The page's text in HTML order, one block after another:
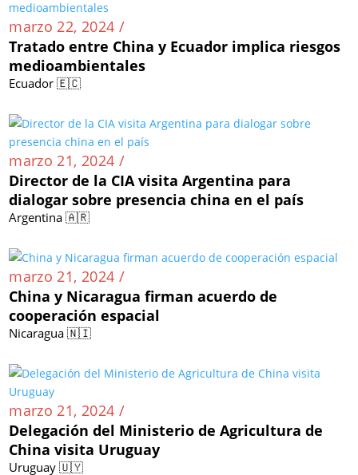
marzo 22, 2024 /
Tratado entre China y Ecuador implica riesgos
medioambientales
Ecuador 🇪🇨
marzo 21, 2024 /
Director de la CIA visita Argentina para
dialogar sobre presencia china en el país
Argentina 🇦🇷
marzo 21, 2024 /
China y Nicaragua firman acuerdo de
cooperación espacial
Nicaragua 🇳🇮
marzo 21, 2024 /
Delegación del Ministerio de Agricultura de
China visita Uruguay
Uruguay 🇺🇾